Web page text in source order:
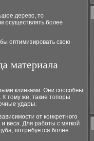
дерево, то
осуществлять более
оптимизировать свою
материала
клинками. Они способны
тому же, такие топоры
удары.
от конкретного
веса. Для работы с мягкой
потребуется более